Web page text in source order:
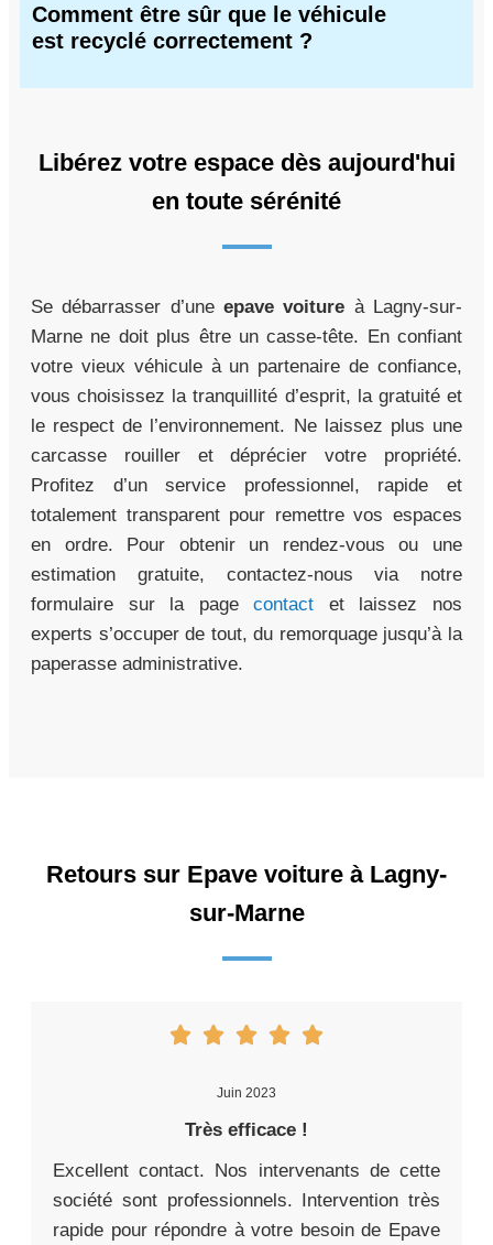
Comment être sûr que le véhicule
est recyclé correctement ?
Libérez votre espace dès aujourd'hui
en toute sérénité
Se débarrasser d’une epave voiture à Lagny-sur-
Marne ne doit plus être un casse-tête. En confiant
votre vieux véhicule à un partenaire de confiance,
vous choisissez la tranquillité d’esprit, la gratuité et
le respect de l’environnement. Ne laissez plus une
carcasse rouiller et déprécier votre propriété.
Profitez d’un service professionnel, rapide et
totalement transparent pour remettre vos espaces
en ordre. Pour obtenir un rendez-vous ou une
estimation gratuite, contactez-nous via notre
formulaire sur la pagecontact et laissez nos
experts s’occuper de tout, du remorquage jusqu’à la
paperasse administrative.
Retours sur Epave voiture à Lagny-
sur-Marne
Juin 2023
Très efficace !
Excellent contact. Nos intervenants de cette
société sont professionnels. Intervention très
rapide pour répondre à votre besoin de Epave